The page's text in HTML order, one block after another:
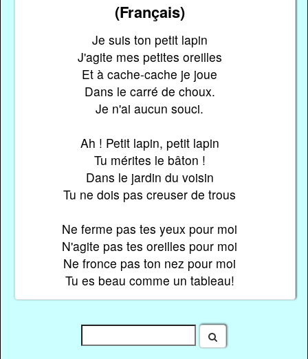
(Français)
Je suis ton petit lapin
J'agite mes petites oreilles
Et à cache-cache je joue
Dans le carré de choux.
Je n'ai aucun souci.
Ah ! Petit lapin, petit lapin
Tu mérites le bâton !
Dans le jardin du voisin
Tu ne dois pas creuser de trous
Ne ferme pas tes yeux pour moi
N'agite pas tes oreilles pour moi
Ne fronce pas ton nez pour moi
Tu es beau comme un tableau!